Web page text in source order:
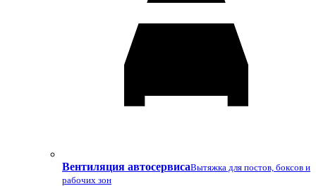
Вентиляция автосервисаВытяжка для постов, боксов и
рабочих зон